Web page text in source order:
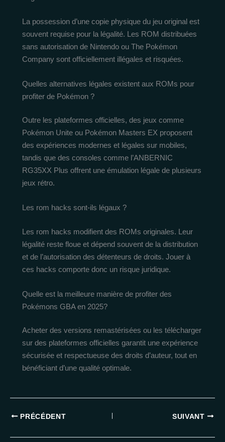
La possession d’une copie physique du jeu original est
souvent requise pour la légalité. Les ROM distribuées
sans autorisation de Nintendo ou The Pokémon
Company sont officiellement illégales et risquées.
Quelles alternatives légales existent aux ROMs pour
profiter de Pokémon ?
Outre les plateformes officielles, des jeux comme
Pokémon Unite ou Pokémon Masters EX proposent
des expériences modernes et légales sur mobiles,
tandis que des consoles comme l’ANBERNIC
RG35XX Plus offrent une émulation légale de plusieurs
jeux rétro.
Les rom hacks sont-ils légaux ?
Les rom hacks modifient des ROMs originales. Leur
légalité reste floue et dépend souvent de la distribution
et de l’autorisation des détenteurs de droits. Jouer à
ces hacks comporte donc un risque juridique.
Quelle est la meilleure manière de profiter des
Pokémons GBA en 2025?
Acheter des versions remastérisées ou les télécharger
sur des plateformes officielles garantit une expérience
sécurisée et respectueuse des droits d’auteur, tout en
bénéficiant d’une qualité optimale.
PRÉCÉDENT SUIVANT